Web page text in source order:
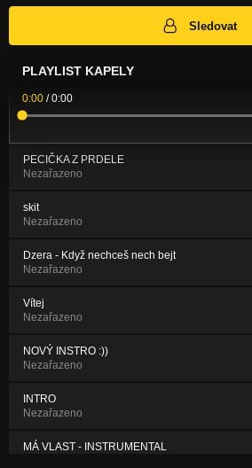
Sledovat
PLAYLIST KAPELY
0:00 /0:00
PECIČKA Z PRDELE
Nezařazeno
skit
Nezařazeno
Dzera - Když nechceš nech bejt
Nezařazeno
Vítej
Nezařazeno
NOVÝ INSTRO :))
Nezařazeno
INTRO
Nezařazeno
MÁ VLAST - INSTRUMENTAL